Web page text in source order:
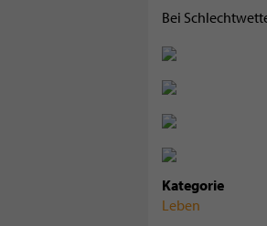
Bei
Kategorie
Leben